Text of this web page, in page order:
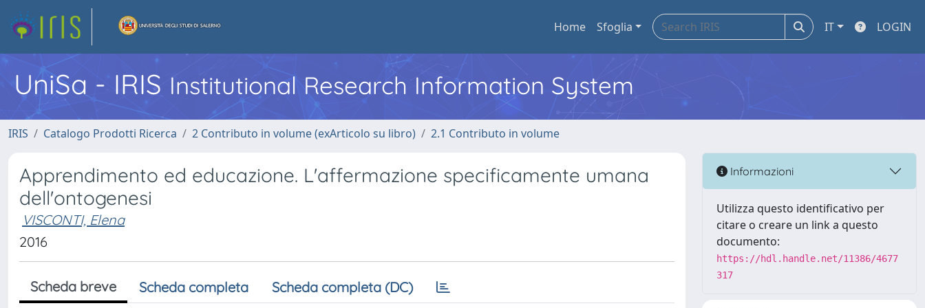
Home Sfoglia IT LOGIN
UniSa - IRIS Institutional Research Information System
IRIS Catalogo Prodotti Ricerca 2 Contributo in volume (exArticolo su libro) 2.1 Contributo in volume
Apprendimento ed educazione. L'affermazione specificamente umana
dell'ontogenesi
VISCONTI, Elena
2016
Scheda breve Scheda completa Scheda completa (DC)
Informazioni
Utilizza questo identificativo per
citare o creare un link a questo
documento:
https://hdl.handle.net/11386/4677
317